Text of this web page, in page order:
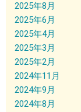
2025年8月
2025年6月
2025年4月
2025年3月
2025年2月
2024年11月
2024年9月
2024年8月